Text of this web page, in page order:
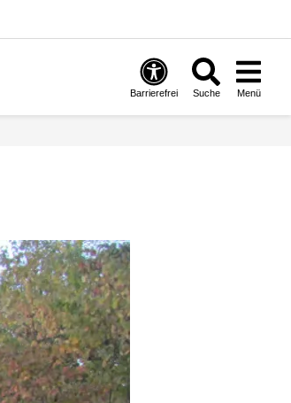
Barrierefrei Suche Menü